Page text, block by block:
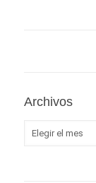
Archivos
Archivos